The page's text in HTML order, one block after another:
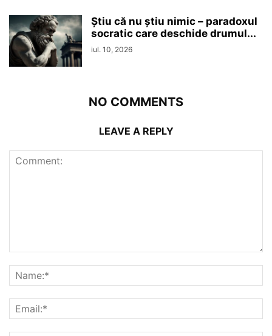
Ştiu că nu ştiu nimic – paradoxul
socratic care deschide drumul...
iul. 10, 2026
NO COMMENTS
LEAVE A REPLY